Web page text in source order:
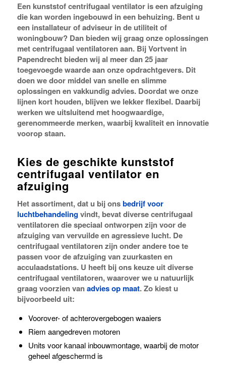
Een kunststof centrifugaal ventilator is een afzuiging
die kan worden ingebouwd in een behuizing. Bent u
een installateur of adviseur in de utiliteit of
woningbouw? Dan bieden wij graag onze oplossingen
met centrifugaal ventilatoren aan. Bij Vortvent in
Papendrecht bieden wij al meer dan 25 jaar
toegevoegde waarde aan onze opdrachtgevers. Dit
doen we door middel van snelle en slimme
oplossingen en vakkundig advies. Doordat we onze
lijnen kort houden, blijven we lekker flexibel. Daarbij
werken we uitsluitend met hoogwaardige,
gerenommeerde merken, waarbij kwaliteit en innovatie
voorop staan.
Kies de geschikte kunststof
centrifugaal ventilator en
afzuiging
Het assortiment, dat u bij onsbedrijf voor
luchtbehandelingvindt, bevat diverse centrifugaal
ventilatoren die speciaal ontworpen zijn voor de
afzuiging van vervuilde en agressieve lucht. De
centrifugaal ventilatoren zijn onder andere toe te
passen voor de afzuiging van zuurkasten en
acculaadstations. U heeft bij ons keuze uit diverse
centrifugaal ventilatoren, waarover we u natuurlijk
graag voorzien vanadvies op maat. Zo kiest u
bijvoorbeeld uit:
Voorover- of achterovergebogen waaiers
Riem aangedreven motoren
Units voor kanaal inbouwmontage, waarbij de motor
geheel afgeschermd is